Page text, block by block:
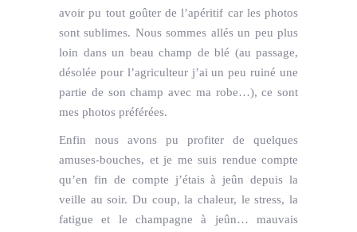
avoir pu tout goûter de l’apéritif car les photos
sont sublimes. Nous sommes allés un peu plus
loin dans un beau champ de blé (au passage,
désolée pour l’agriculteur j’ai un peu ruiné une
partie de son champ avec ma robe…), ce sont
mes photos préférées.
Enfin nous avons pu profiter de quelques
amuses-bouches, et je me suis rendue compte
qu’en fin de compte j’étais à jeûn depuis la
veille au soir. Du coup, la chaleur, le stress, la
fatigue et le champagne à jeûn… mauvais